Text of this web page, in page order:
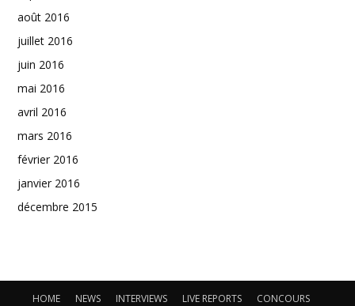
août 2016
juillet 2016
juin 2016
mai 2016
avril 2016
mars 2016
février 2016
janvier 2016
décembre 2015
HOME NEWS INTERVIEWS LIVE REPORTS CONCOURS